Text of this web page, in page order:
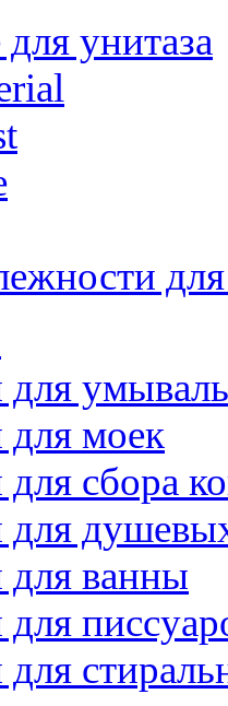
унитаза
моек
сбора
ванны